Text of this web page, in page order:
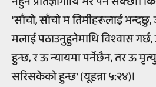
'साँचो, साँचो म तिमीहरूलाई
मलाई पठाउनुहुनेमाथि विश्वास
हुन्छ, र ऊ न्यायमा पर्नेछैन, तर ऊ
सरिसकेको हुन्छ' (यूहन्ना ५:२४)।